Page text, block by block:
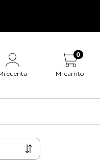
cuenta Mi carrito
0